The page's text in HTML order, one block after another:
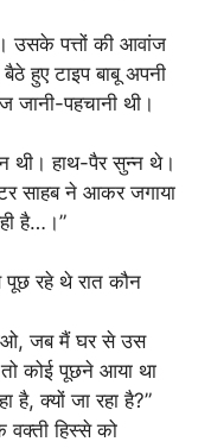
उसके पत्तों की आवांज
हुए टाइप बाबू अपनी
जानी-पहचानी थी।
थी। हाथ-पैर सुन्न थे।
साहब ने आकर जगाया
है…।”
पूछ रहे थे रात कौन
जब मैं घर से उस
तो कोई पूछने आया था
है, क्यों जा रहा है?”
हिस्से को